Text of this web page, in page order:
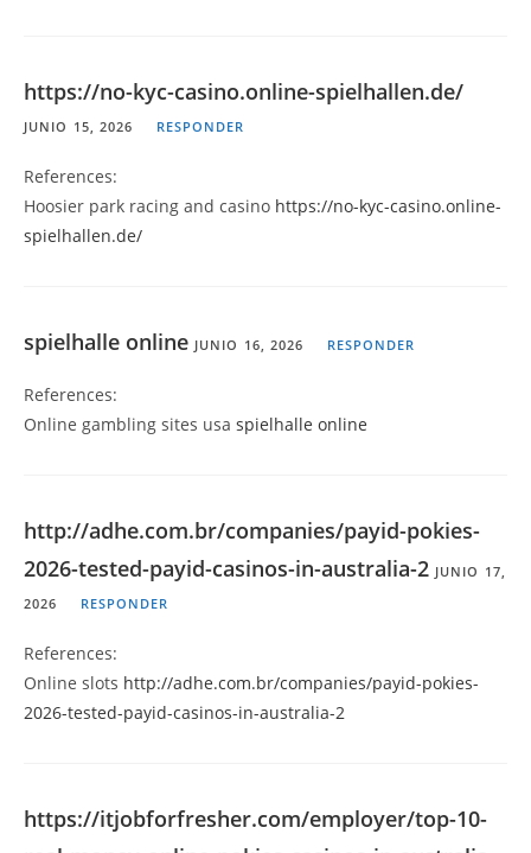
https://no-kyc-casino.online-spielhallen.de/
JUNIO 15, 2026 RESPONDER
References:
Hoosier park racing and casino https://no-kyc-casino.online-
spielhallen.de/
spielhalle online JUNIO 16, 2026 RESPONDER
References:
Online gambling sites usa spielhalle online
http://adhe.com.br/companies/payid-pokies-
2026-tested-payid-casinos-in-australia-2 JUNIO 17,
2026
RESPONDER
References:
Online slots http://adhe.com.br/companies/payid-pokies-
2026-tested-payid-casinos-in-australia-2
https://itjobforfresher.com/employer/top-10-